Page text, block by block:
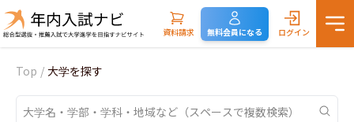
資料請求 無料会員になる ログイン
Top / 大学を探す